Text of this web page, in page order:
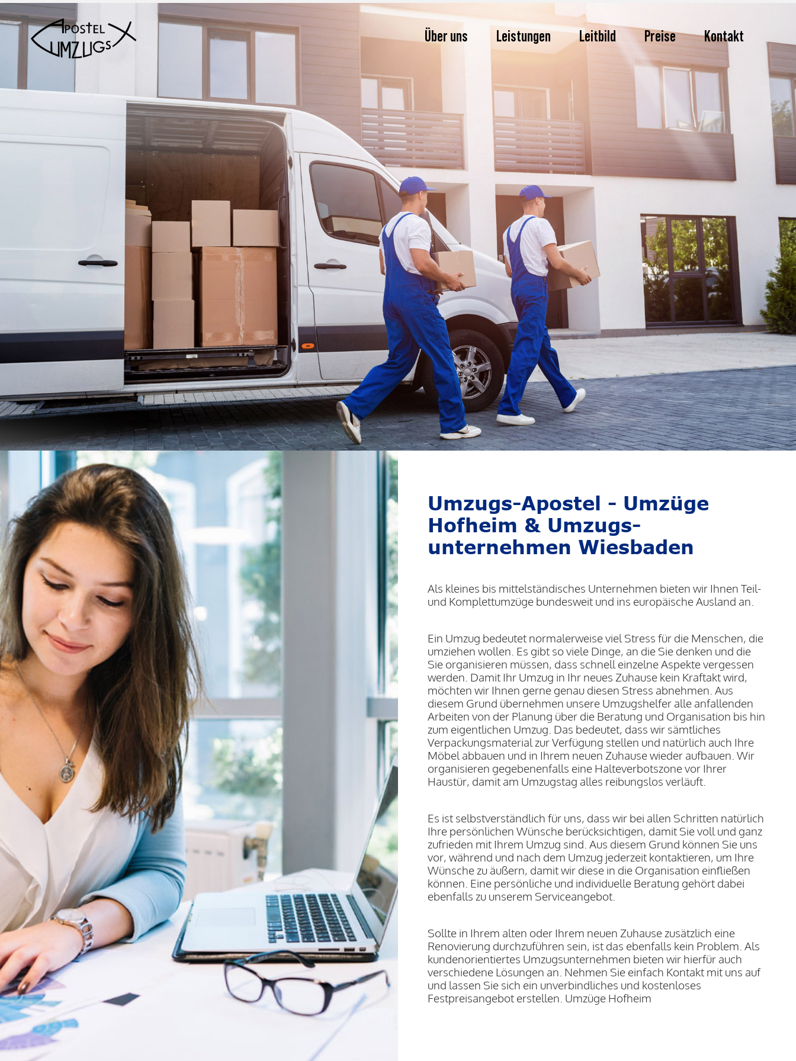
Über uns Leistungen Leitbild Preise Kontakt
Umzugs-Apostel - Umzüge
Hofheim & Umzugs-
unternehmen Wiesbaden
Als kleines bis mittelständisches Unternehmen bieten wir Ihnen Teil-
und Komplettumzüge bundesweit und ins europäische Ausland an.
Ein Umzug bedeutet normalerweise viel Stress für die Menschen, die
umziehen wollen. Es gibt so viele Dinge, an die Sie denken und die
Sie organisieren müssen, dass schnell einzelne Aspekte vergessen
werden. Damit Ihr Umzug in Ihr neues Zuhause kein Kraftakt wird,
möchten wir Ihnen gerne genau diesen Stress abnehmen. Aus
diesem Grund übernehmen unsere Umzugshelfer alle anfallenden
Arbeiten von der Planung über die Beratung und Organisation bis hin
zum eigentlichen Umzug. Das bedeutet, dass wir sämtliches
Verpackungsmaterial zur Verfügung stellen und natürlich auch Ihre
Möbel abbauen und in Ihrem neuen Zuhause wieder aufbauen. Wir
organisieren gegebenenfalls eine Halteverbotszone vor Ihrer
Haustür, damit am Umzugstag alles reibungslos verläuft.
Es ist selbstverständlich für uns, dass wir bei allen Schritten natürlich
Ihre persönlichen Wünsche berücksichtigen, damit Sie voll und ganz
zufrieden mit Ihrem Umzug sind. Aus diesem Grund können Sie uns
vor, während und nach dem Umzug jederzeit kontaktieren, um Ihre
Wünsche zu äußern, damit wir diese in die Organisation einfließen
können. Eine persönliche und individuelle Beratung gehört dabei
ebenfalls zu unserem Serviceangebot.
Sollte in Ihrem alten oder Ihrem neuen Zuhause zusätzlich eine
Renovierung durchzuführen sein, ist das ebenfalls kein Problem. Als
kundenorientiertes Umzugsunternehmen bieten wir hierfür auch
verschiedene Lösungen an. Nehmen Sie einfach Kontakt mit uns auf
und lassen Sie sich ein unverbindliches und kostenloses
Festpreisangebot erstellen. Umzüge Hofheim